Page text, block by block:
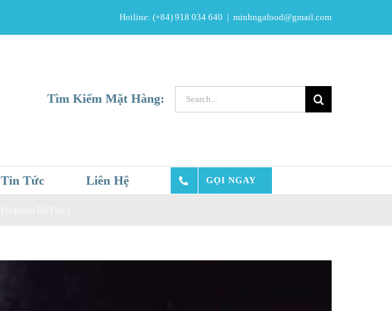
Hotline: (+84) 918 034 640 | minhngafood@gmail.com
Tìm Kiếm Mặt Hàng:
Search
for:
Tin Tức Liên Hệ GỌI NGAY